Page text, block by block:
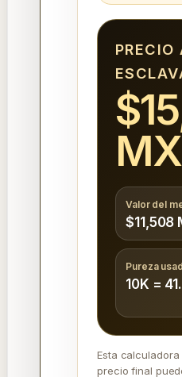
PRECIO
Valor del
$11,508
Pureza
10K =
Esta
precio final